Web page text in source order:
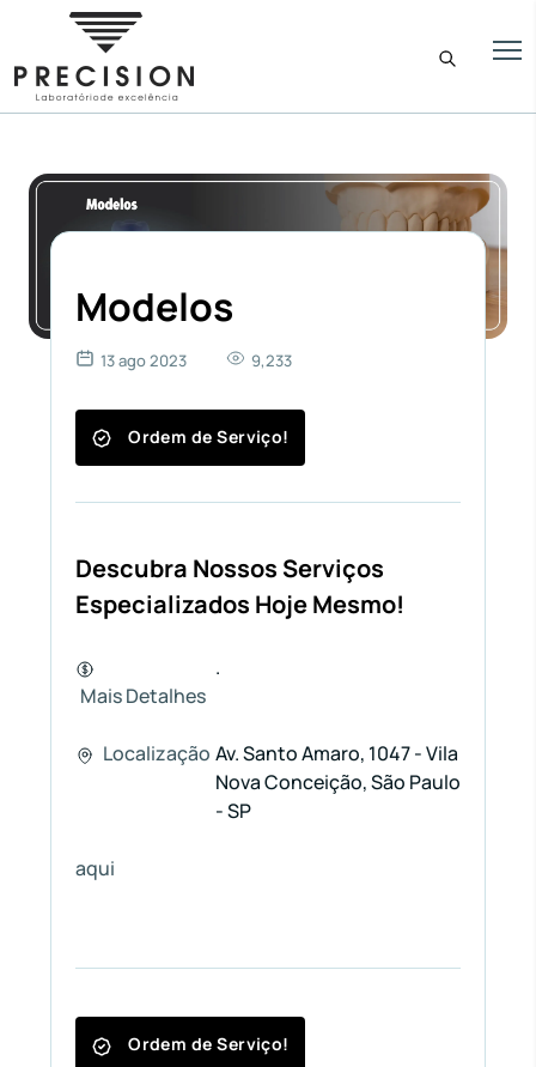
Modelos
13 ago 2023 9,233
Ordem de Serviço!
Descubra Nossos Serviços
Especializados Hoje Mesmo!
Mais Detalhes
.
Localização Av. Santo Amaro, 1047 - Vila
Nova Conceição, São Paulo
- SP
aqui
Ordem de Serviço!